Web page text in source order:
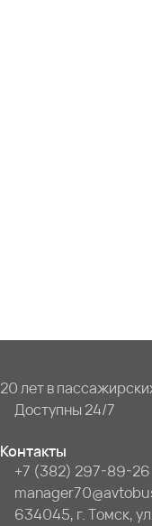
20 лет в
Доступны 24/7
Контакты
+7 (382) 297-89-26
634045, г. Томск,